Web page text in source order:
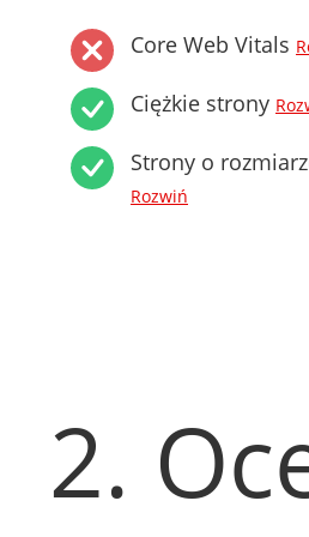
Core Web Vitals
Ciężkie strony
Strony o
Rozwiń
2.